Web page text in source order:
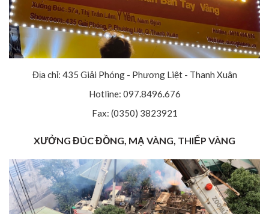
Địa chỉ: 435 Giải Phóng - Phương Liệt - Thanh Xuân
Hotline: 097.8496.676
Fax: (0350) 3823921
XƯỞNG ĐÚC ĐỒNG, MẠ VÀNG, THIẾP VÀNG